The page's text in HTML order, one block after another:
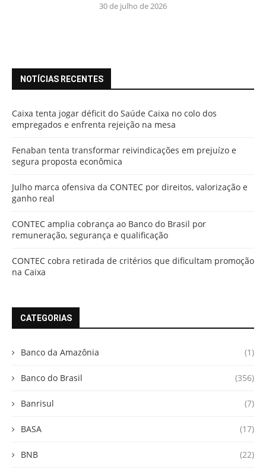
30 de julho de 2026
NOTÍCIAS RECENTES
Caixa tenta jogar déficit do Saúde Caixa no colo dos
empregados e enfrenta rejeição na mesa
Fenaban tenta transformar reivindicações em prejuízo e
segura proposta econômica
Julho marca ofensiva da CONTEC por direitos, valorização e
ganho real
CONTEC amplia cobrança ao Banco do Brasil por
remuneração, segurança e qualificação
CONTEC cobra retirada de critérios que dificultam promoção
na Caixa
CATEGORIAS
Banco da Amazônia (1)
Banco do Brasil (356)
Banrisul (7)
BASA (17)
BNB (22)